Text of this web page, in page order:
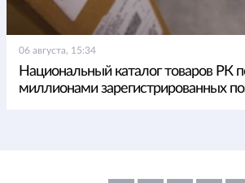
06 августа, 15:34
Национальный каталог товаров РК
миллионами зарегистрированных